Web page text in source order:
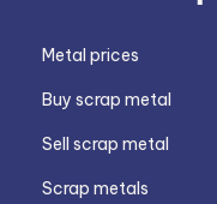
Metal prices
Buy scrap metal
Sell scrap metal
Scrap metals